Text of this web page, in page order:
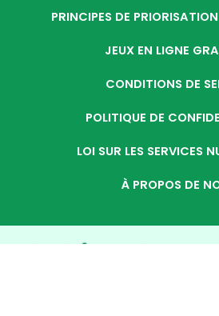
PRINCIPES DE
JEUX EN LIGNE
CONDITIONS DE
POLITIQUE DE
LOI SUR LES SERVICES
À PROPOS DE